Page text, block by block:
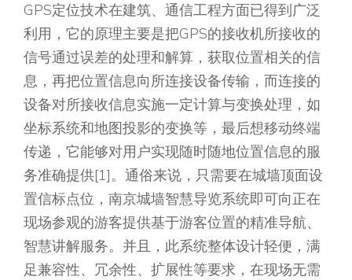
GPS定位技术在建筑、通信工程方面已得到广泛
利用，它的原理主要是把GPS的接收机所接收的
信号通过误差的处理和解算，获取位置相关的信
息，再把位置信息向所连接设备传输，而连接的
设备对所接收信息实施一定计算与变换处理，如
坐标系统和地图投影的变换等，最后想移动终端
传递，它能够对用户实现随时随地位置信息的服
务准确提供[1]。通俗来说，只需要在城墙顶面设
置信标点位，南京城墙智慧导览系统即可向正在
现场参观的游客提供基于游客位置的精准导航、
智慧讲解服务。并且，此系统整体设计轻便，满
足兼容性、冗余性、扩展性等要求，在现场无需